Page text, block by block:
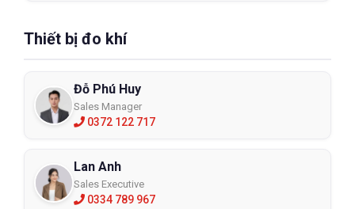
Thiết bị đo khí
Đỗ Phú Huy
Sales Manager
0372 122 717
Lan Anh
Sales Executive
0334 789 967